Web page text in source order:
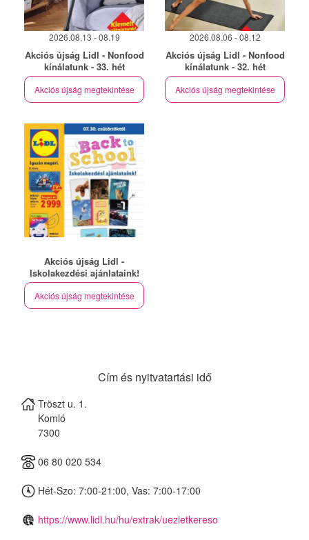
2026.08.13 - 08.19
Akciós újság Lidl - Nonfood
kínálatunk - 33. hét
Akciós újság megtekintése
2026.08.06 - 08.12
Akciós újság Lidl - Nonfood
kínálatunk - 32. hét
Akciós újság megtekintése
Akciós újság Lidl -
Iskolakezdési ajánlataink!
Akciós újság megtekintése
Cím és nyitvatartási idő
Tröszt u. 1.
Komló
7300
06 80 020 534
Hét-Szo: 7:00-21:00, Vas: 7:00-17:00
https://www.lidl.hu/hu/extrak/uezletkereso